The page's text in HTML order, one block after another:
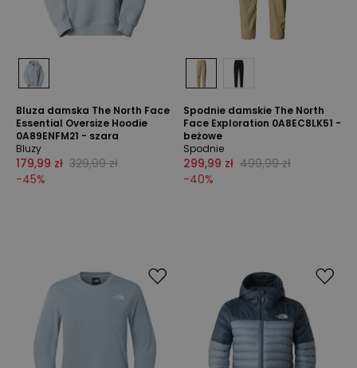
Bluza damska The North Face
Essential Oversize Hoodie
0A89ENFM21 - szara
Bluzy
179,99 zł 329,99 zł
-45%
Spodnie damskie The North
Face Exploration 0A8EC8LK51 -
beżowe
Spodnie
299,99 zł 499,99 zł
-40%